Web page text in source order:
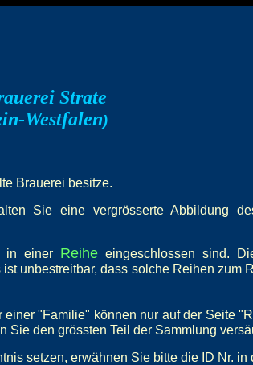
Strate
Westfalen)
Brauerei besitze.
Sie eine vergrösserte Abbildung
in einer Reiheeingeschlossen sind.
unbestreitbar, dass solche Reihen
einer "Familie" können nur auf der Seite
Sie den grössten Teil der Sammlung
setzen, erwähnen Sie bitte die ID Nr. in